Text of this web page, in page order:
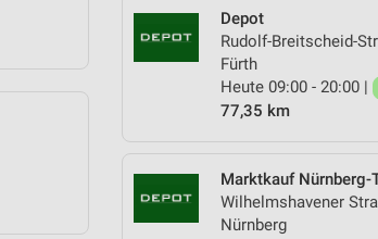
Depot
Rudolf-Breitscheid-
Fürth
Heute 09:00 - 20:00 |
77,35 km
Marktkauf Nürnberg-
Wilhelmshavener
Nürnberg